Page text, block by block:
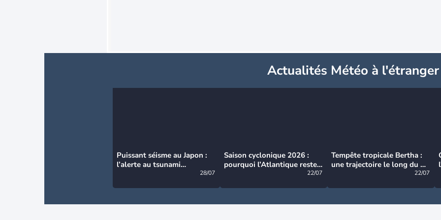
Actualités Météo à l'étranger
Puissant séisme au Japon :
l’alerte au tsunami
28/07
Saison cyclonique 2026 :
pourquoi l’Atlantique reste
22/07
Tempête tropicale Bertha :
une trajectoire le long du du
22/07